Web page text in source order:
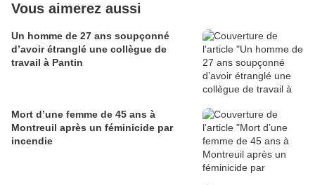
Vous aimerez aussi
Un homme de 27 ans soupçonné
d’avoir étranglé une collègue de
travail à Pantin
Mort d’une femme de 45 ans à
Montreuil après un féminicide par
incendie